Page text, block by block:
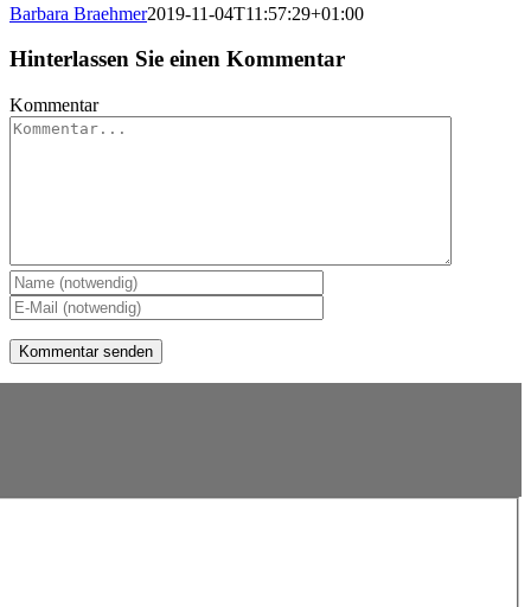
Barbara Braehmer2019-11-04T11:57:29+01:00
Hinterlassen Sie einen Kommentar
Kommentar